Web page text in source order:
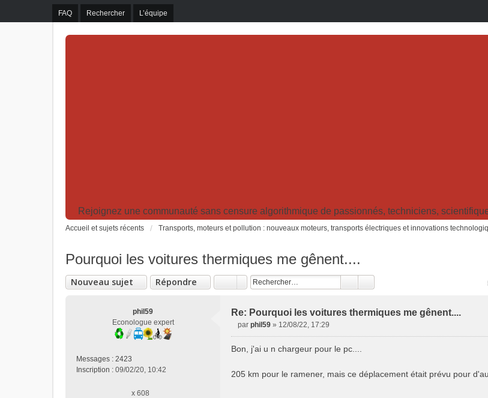
FAQ Rechercher L’équipe
Rejoignez une communauté sans censure algorithmique de passionnés, techniciens,
Accueil et sujets récents Transports, moteurs et pollution : nouveaux moteurs, transports électriques et innovations
Pourquoi les voitures thermiques me gênent....
Nouveau sujet Répondre
phil59
Econologue expert
Messages : 2423
Inscription : 09/02/20, 10:42
x 608
Re: Pourquoi les voitures thermiques me gênent....
s
a
par phil59 » 12/08/22, 17:29
Bon, j'ai u n chargeur pour le pc....
205 km pour le ramener, mais ce déplacement était prévu pour